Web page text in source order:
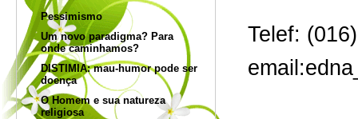
Pessimismo
Um novo paradigma? Para
onde caminhamos?
DISTIMIA: mau-humor pode ser
doença
O Homem e sua natureza
religiosa
Telef: